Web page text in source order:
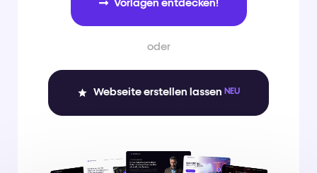
Vorlagen entdecken!
oder
Webseite erstellen lassen NEU